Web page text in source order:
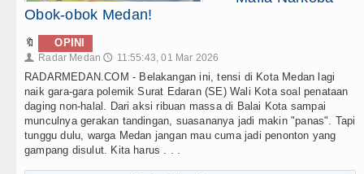
Obok-obok Medan!
🔖 OPINI
👤 Radar Medan 🕔 11:55:43, 01 Mar 2026
RADARMEDAN.COM - Belakangan ini, tensi di Kota Medan lagi
naik gara-gara polemik Surat Edaran (SE) Wali Kota soal penataan
daging non-halal. Dari aksi ribuan massa di Balai Kota sampai
munculnya gerakan tandingan, suasananya jadi makin "panas". Tapi
tunggu dulu, warga Medan jangan mau cuma jadi penonton yang
gampang disulut. Kita harus . . .